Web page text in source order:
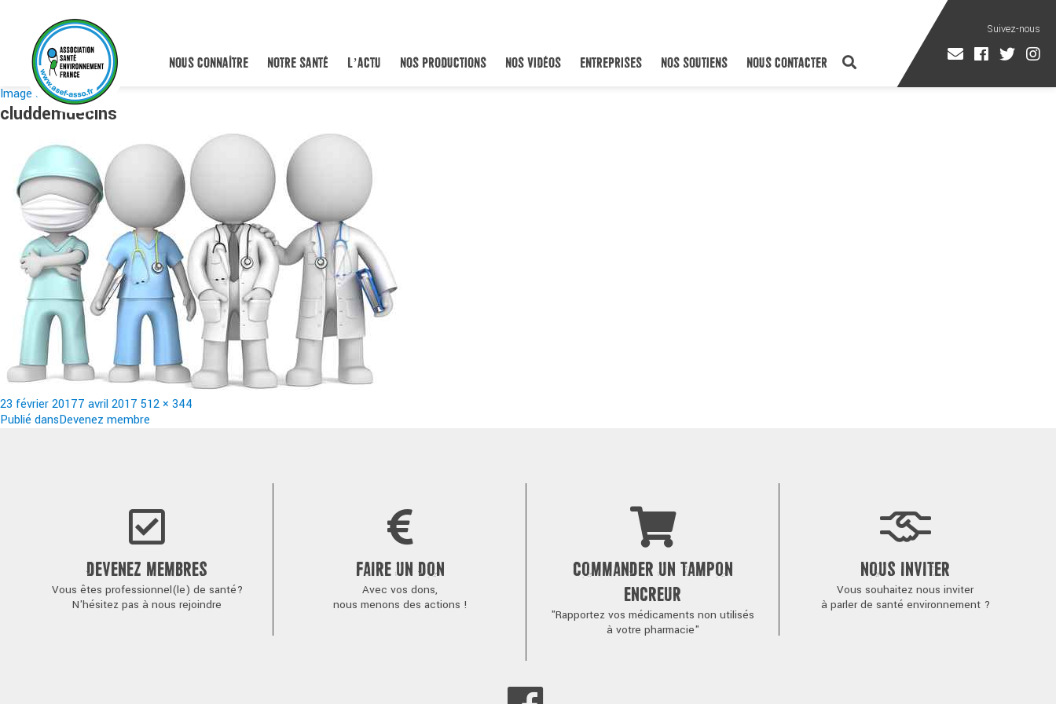
NOUS CONNAÎTRE NOTRE SANTÉ L’ACTU NOS PRODUCTIONS NOS VIDÉOS ENTREPRISES NOS SOUTIENS NOUS CONTACTER
Image suivante
cluddemdecins
Publié
le
23 février 20177 avril 2017 Taille
réelle
512 × 344
Navigation
Publié dansDevenez membre
DEVENEZ MEMBRES
Vous êtes professionnel(le) de santé?
N'hésitez pas à nous rejoindre
FAIRE UN DON
Avec vos dons,
nous menons des actions !
COMMANDER UN TAMPON
ENCREUR
"Rapportez vos médicaments non utilisés
à votre pharmacie"
NOUS INVITER
Vous souhaitez nous inviter
à parler de santé environnement ?